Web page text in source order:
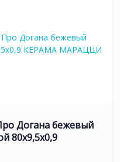
Догана бежевый
80x9,5x0,9